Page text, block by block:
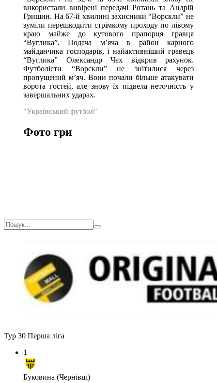
використали вивірені передачі Ротань та Андрій
Гришин. На 67-й хвилині захисники “Ворскли” не
зуміли перешкодити стрімкому проходу по лівому
краю майже до кутового прапорця гравця
“Вуглика”. Подача м’яча в район карного
майданчика господарів, і найактивніший гравець
“Вуглика” Олександр Чех відкрив рахунок.
Футболісти “Ворскли” не знітилися через
пропущений м’яч. Вони почали більше атакувати
ворота гостей, але знову їх підвела неточність у
завершальних ударах.
"Український футбол"
Фото гри
Тур 30 Перша ліга
1
Буковина (Чернівці)